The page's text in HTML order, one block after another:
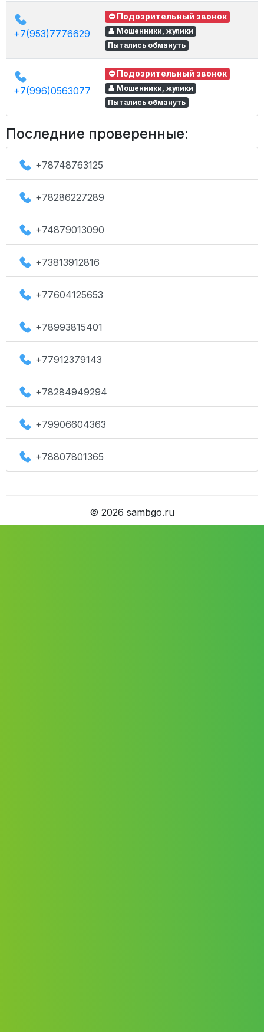
+7(953)7776629
⛔ Подозрительный звонок
👤 Мошенники, жулики
Пытались обмануть
+7(996)0563077
⛔ Подозрительный звонок
👤 Мошенники, жулики
Пытались обмануть
Последние проверенные:
+78748763125
+78286227289
+74879013090
+73813912816
+77604125653
+78993815401
+77912379143
+78284949294
+79906604363
+78807801365
© 2026 sambgo.ru